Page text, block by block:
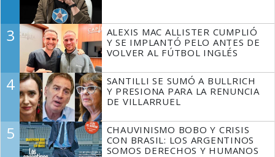
3
ALEXIS MAC ALLISTER CUMPLIÓ
Y SE IMPLANTÓ PELO ANTES DE
VOLVER AL FÚTBOL INGLÉS
4
SANTILLI SE SUMÓ A BULLRICH
Y PRESIONA PARA LA RENUNCIA
DE VILLARRUEL
5
CHAUVINISMO BOBO Y CRISIS
CON BRASIL: LOS ARGENTINOS
SOMOS DERECHOS Y HUMANOS